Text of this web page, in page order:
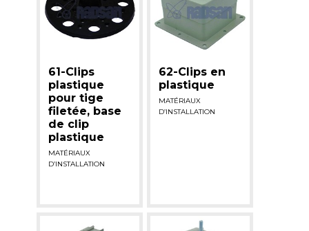
61-Clips
plastique
pour tige
filetée, base
de clip
plastique
MATÉRIAUX
D’INSTALLATION
62-Clips en
plastique
MATÉRIAUX
D’INSTALLATION